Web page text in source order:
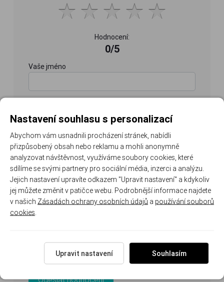
Hodnocení:
0/5
Vaše jméno
Nastavení souhlasu s personalizací
Abychom vám usnadnili procházení stránek, nabídli
přizpůsobený obsah nebo reklamu a mohli anonymně
analyzovat návštěvnost, využíváme soubory cookies, které
sdílíme se svými partnery pro sociální média, inzerci a analýzu.
Jejich nastavení upravíte odkazem "Upravit nastavení" a kdykoliv
jej můžete změnit v patičce webu. Podrobnější informace najdete
v našich Zásadách ochrany osobních údajů a používání souborů
cookies
Upravit nastavení Souhlasím